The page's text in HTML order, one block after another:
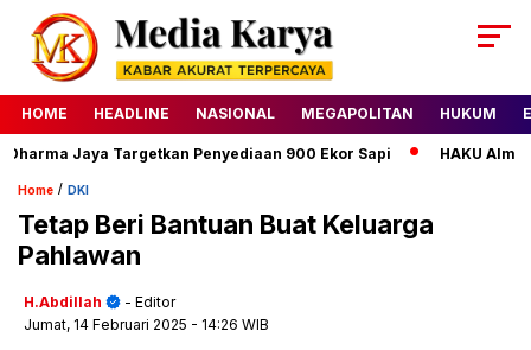
HOME HEADLINE NASIONAL MEGAPOLITAN HUKUM
Jaya Targetkan Penyediaan 900 Ekor Sapi HAKU Almond
Home / DKI
Tetap Beri Bantuan Buat Keluarga
Pahlawan
H.Abdillah
- Editor
Jumat, 14 Februari 2025 - 14:26 WIB